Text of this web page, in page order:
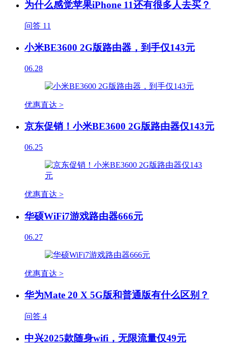
为什么感觉苹果iPhone 11还有很多人去买？
问答 11
小米BE3600 2G版路由器，到手仅143元
06.28
优惠直达 >
京东促销！小米BE3600 2G版路由器仅143元
06.25
优惠直达 >
华硕WiFi7游戏路由器666元
06.27
优惠直达 >
华为Mate 20 X 5G版和普通版有什么区别？
问答 4
中兴2025款随身wifi，无限流量仅49元